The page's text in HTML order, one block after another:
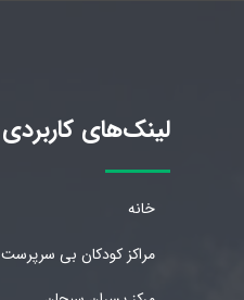
لینک‌های کاربردی
خانه
مراکز کودکان بی سرپرست